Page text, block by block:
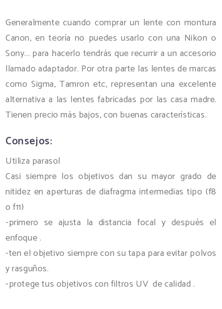
Generalmente cuando comprar un lente con montura
Canon, en teoría no puedes usarlo con una Nikon o
Sony... para hacerlo tendrás que recurrir a un accesorio
llamado adaptador. Por otra parte las lentes de marcas
como Sigma, Tamron etc, representan una excelente
alternativa a las lentes fabricadas por las casa madre.
Tienen precio más bajos, con buenas características.
Consejos:
Utiliza parasol
Casi siempre los objetivos dan su mayor grado de
nitidez en aperturas de diafragma intermedias tipo (f8
o f11)
-primero se ajusta la distancia focal y después el
enfoque .
-ten el objetivo siempre con su tapa para evitar polvos
y rasguños.
-protege tus objetivos con filtros UV de calidad .